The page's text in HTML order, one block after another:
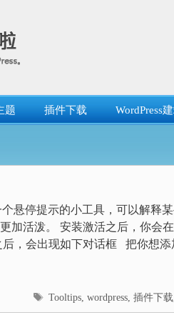
题 插件下载 WordPress
个悬停提示的小工具，可以解释
加活泼。 安装激活之后，你会
后，会出现如下对话框 把你想添
标
签
Tooltips,wordpress,插件下载